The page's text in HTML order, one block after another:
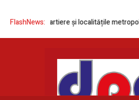
FlashNews:
în piețe, cartiere și localitățile